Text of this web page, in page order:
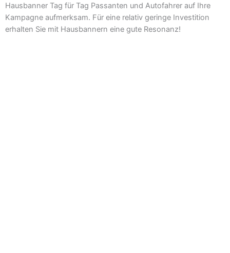
Hausbanner Tag für Tag Passanten und Autofahrer auf Ihre
Kampagne aufmerksam. Für eine relativ geringe Investition
erhalten Sie mit Hausbannern eine gute Resonanz!